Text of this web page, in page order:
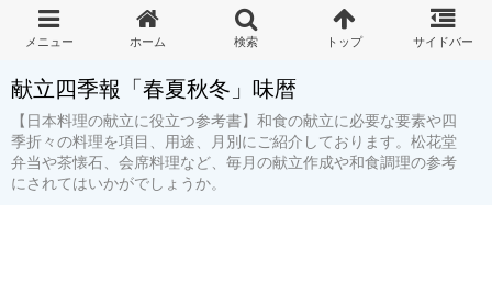
献立四季報「春夏秋冬」味暦
【日本料理の献立に役立つ参考書】和食の献立に必要な要素や四
季折々の料理を項目、用途、月別にご紹介しております。松花堂
弁当や茶懐石、会席料理など、毎月の献立作成や和食調理の参考
にされてはいかがでしょうか。